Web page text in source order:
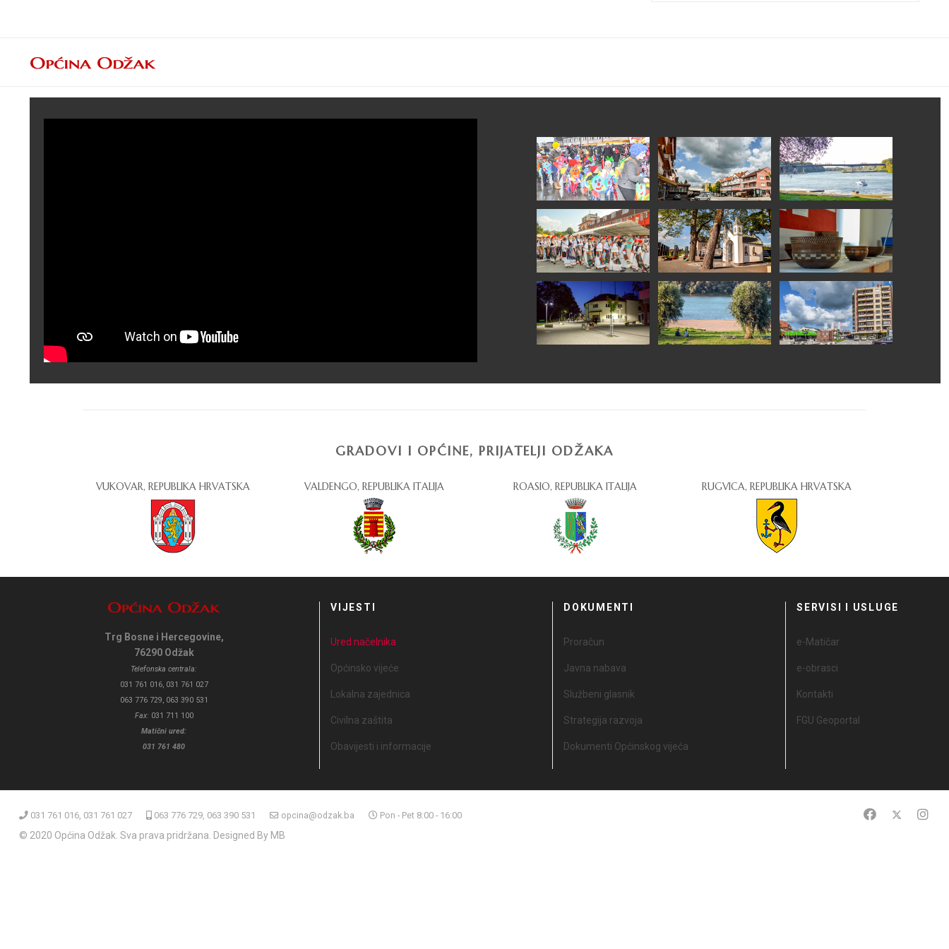
GRADOVI I OPĆINE, PRIJATELJI ODŽAKA
VUKOVAR, REPUBLIKA HRVATSKA VALDENGO, REPUBLIKA ITALIJA ROASIO, REPUBLIKA ITALIJA RUGVICA, REPUBLIKA HRVATSKA
Trg Bosne i Hercegovine,
76290 Odžak
Telefonska centrala:
031 761 016, 031 761 027
063 776 729, 063 390 531
Fax: 031 711 100
Matični ured:
031 761 480
VIJESTI
Ured načelnika
Općinsko vijeće
Lokalna zajednica
Civilna zaštita
Obavijesti i informacije
DOKUMENTI
Proračun
Javna nabava
Službeni glasnik
Strategija razvoja
Dokumenti Općinskog vijeća
SERVISI I USLUGE
e-Matičar
e-obrasci
Kontakti
FGU Geoportal
031 761 016, 031 761 027 063 776 729, 063 390 531 opcina@odzak.ba Pon - Pet 8:00 - 16:00
© 2020 Općina Odžak. Sva prava pridržana. Designed By MB